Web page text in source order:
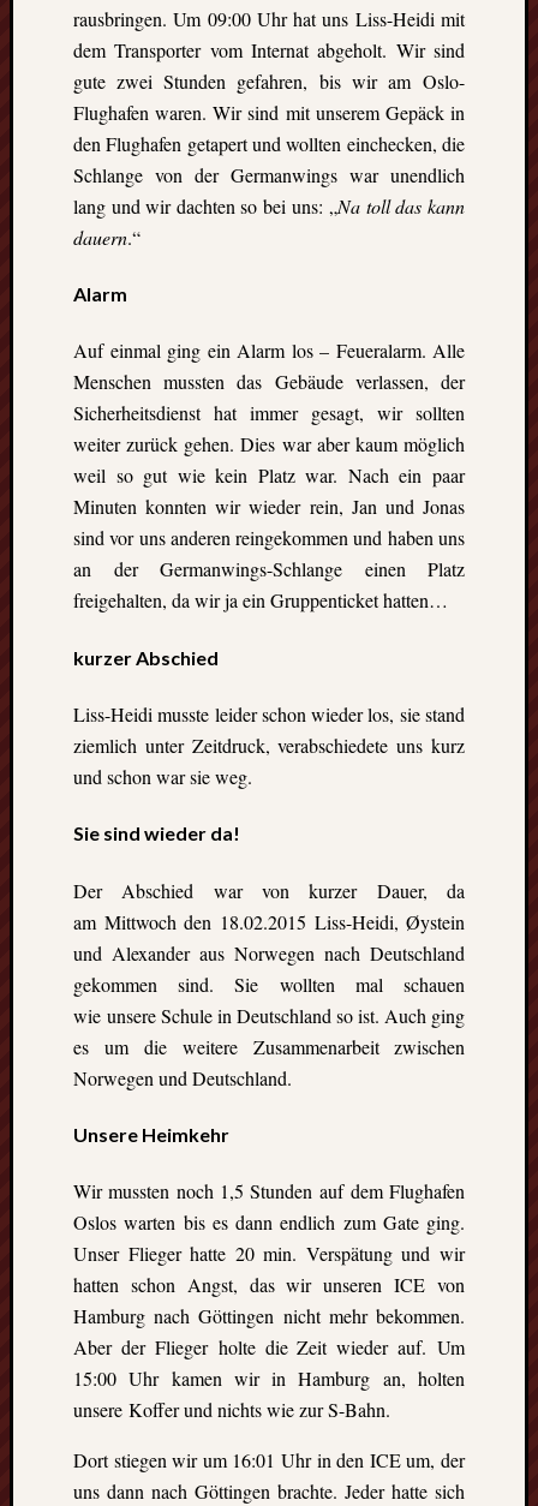
rausbringen. Um 09:00 Uhr hat uns Liss-Heidi mit
dem Transporter vom Internat abgeholt. Wir sind
gute zwei Stunden gefahren, bis wir am Oslo-
Flughafen waren. Wir sind mit unserem Gepäck in
den Flughafen getapert und wollten einchecken, die
Schlange von der Germanwings war unendlich
lang und wir dachten so bei uns: „Na toll das kann
dauern.“
Alarm
Auf einmal ging ein Alarm los – Feueralarm. Alle
Menschen mussten das Gebäude verlassen, der
Sicherheitsdienst hat immer gesagt, wir sollten
weiter zurück gehen. Dies war aber kaum möglich
weil so gut wie kein Platz war. Nach ein paar
Minuten konnten wir wieder rein, Jan und Jonas
sind vor uns anderen reingekommen und haben uns
an der Germanwings-Schlange einen Platz
freigehalten, da wir ja ein Gruppenticket hatten…
kurzer Abschied
Liss-Heidi musste leider schon wieder los, sie stand
ziemlich unter Zeitdruck, verabschiedete uns kurz
und schon war sie weg.
Sie sind wieder da!
Der Abschied war von kurzer Dauer, da
am Mittwoch den 18.02.2015 Liss-Heidi, Øystein
und Alexander aus Norwegen nach Deutschland
gekommen sind. Sie wollten mal schauen
wie unsere Schule in Deutschland so ist. Auch ging
es um die weitere Zusammenarbeit zwischen
Norwegen und Deutschland.
Unsere Heimkehr
Wir mussten noch 1,5 Stunden auf dem Flughafen
Oslos warten bis es dann endlich zum Gate ging.
Unser Flieger hatte 20 min. Verspätung und wir
hatten schon Angst, das wir unseren ICE von
Hamburg nach Göttingen nicht mehr bekommen.
Aber der Flieger holte die Zeit wieder auf. Um
15:00 Uhr kamen wir in Hamburg an, holten
unsere Koffer und nichts wie zur S-Bahn.
Dort stiegen wir um 16:01 Uhr in den ICE um, der
uns dann nach Göttingen brachte. Jeder hatte sich